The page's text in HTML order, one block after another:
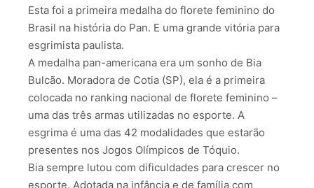
Esta foi a primeira medalha do florete feminino do
Brasil na história do Pan. E uma grande vitória para
esgrimista paulista.
A medalha pan-americana era um sonho de Bia
Bulcão. Moradora de Cotia (SP), ela é a primeira
colocada no ranking nacional de florete feminino –
uma das três armas utilizadas no esporte. A
esgrima é uma das 42 modalidades que estarão
presentes nos Jogos Olímpicos de Tóquio.
Bia sempre lutou com dificuldades para crescer no
esporte. Adotada na infância e de família com